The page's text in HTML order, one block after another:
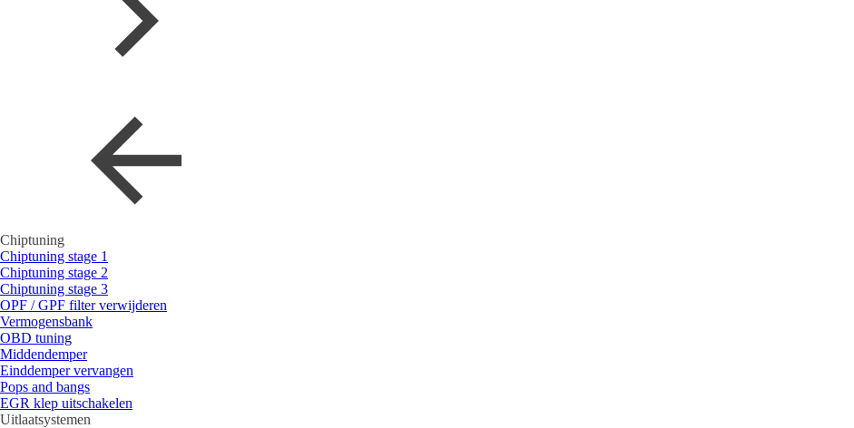
Chiptuning
Chiptuning stage 1
Chiptuning stage 2
Chiptuning stage 3
OPF / GPF filter verwijderen
Vermogensbank
OBD tuning
Middendemper
Einddemper vervangen
Pops and bangs
EGR klep uitschakelen
Uitlaatsystemen